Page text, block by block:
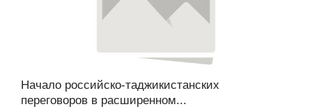
Начало российско-таджикистанских
переговоров в расширенном...